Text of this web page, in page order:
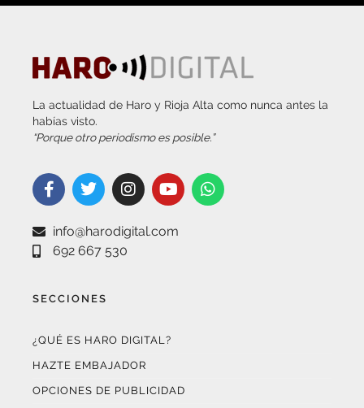
La actualidad de Haro y Rioja Alta como nunca antes la
habías visto.
“Porque otro periodismo es posible.”
info@harodigital.com
692 667 530
SECCIONES
¿QUÉ ES HARO DIGITAL?
HAZTE EMBAJADOR
OPCIONES DE PUBLICIDAD